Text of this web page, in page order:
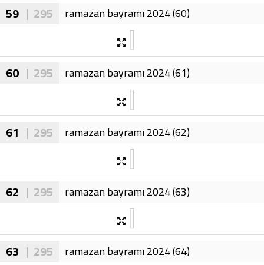
59 | 295 ramazan bayramı 2024 (60)
60 | 295 ramazan bayramı 2024 (61)
61 | 295 ramazan bayramı 2024 (62)
62 | 295 ramazan bayramı 2024 (63)
63 | 295 ramazan bayramı 2024 (64)